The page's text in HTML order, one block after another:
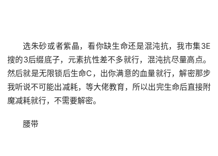
选朱砂或者紫晶，看你缺生命还是混沌抗，我市集3E
搜的3后缀底子，元素抗性差不多就行，混沌抗尽量高点。
然后就是无限锁后生命C，出你满意的血量就行，解密那步
我听说不可能出减耗，等大佬教育，所以出完生命后直接附
魔减耗就行，不需要解密。
腰带